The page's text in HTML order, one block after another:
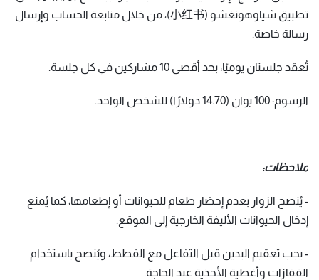
تطبيق شياوهونغشو (小红书)، من خلال متابعة الحساب وإرسال
رسالة خاصة.
تُعقد جلستان يوميًا، بحد أقصى 10 مشاركين في كل جلسة.
الرسوم: 100 يوان (14.70 دولارًا) للشخص الواحد.
ملاحظات:
- يُنصح الزوار بعدم إحضار طعام للحيوانات أو إطعامها، كما يُمنع
إدخال الحيوانات الأليفة الخارجية إلى الموقع.
- يجب تعقيم اليدين قبل التفاعل مع القطط، ويُنصح باستخدام
القفازات وأغطية الأحذية عند الحاجة.